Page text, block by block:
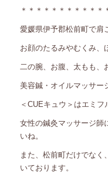
＊＊＊＊＊＊＊＊＊＊＊
愛媛県伊予郡松前町で肩
お顔のたるみやむくみ、
二の腕、お腹、太もも、
美容鍼・オイルマッサー
＜CUEキュウ＞はエミフ
女性の鍼灸マッサージ師
いね。
また、松前町だけでな
いております。